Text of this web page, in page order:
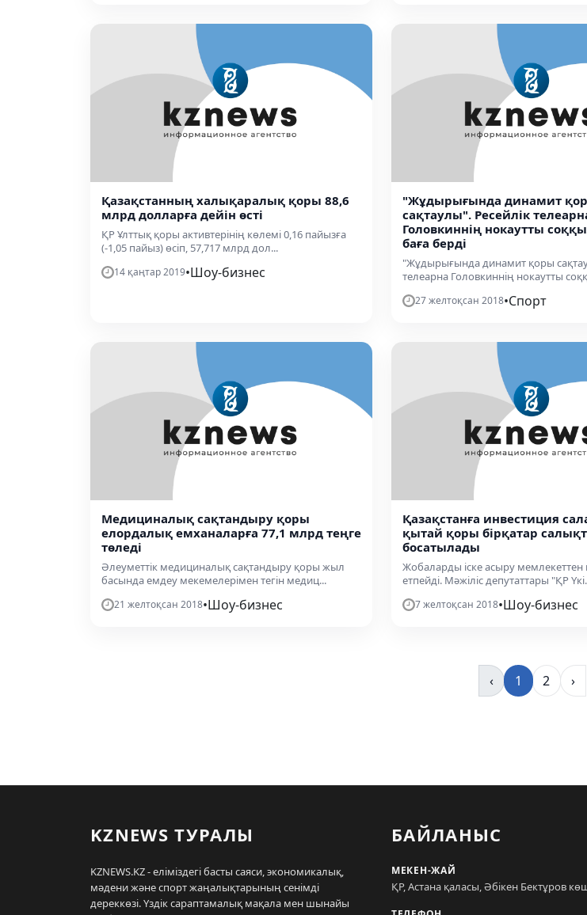
Қазақстанның халықаралық қоры 88,6
млрд долларға дейін өсті
ҚР Ұлттық қоры активтерінің көлемі 0,16 пайызға
(-1,05 пайыз) өсіп, 57,717 млрд дол...
14 қаңтар 2019•Шоу-бизнес
"Жұдырығында динамит
сақтаулы". Ресейлік
Головкиннің нокаутты
баға берді
"Жұдырығында динамит қоры
телеарна Головкиннің нокаутты
27 желтоқсан 2018•Спорт
Медициналық сақтандыру қоры
елордалық емханаларға 77,1 млрд теңге
төледі
​Әлеуметтік медициналық сақтандыру қоры жыл
басында емдеу мекемелерімен тегін медиц...
21 желтоқсан 2018•Шоу-бизнес
Қазақстанға инвестиция
қытай қоры бірқатар
босатылады
Жобаларды іске асыру
етпейді. Мәжіліс депутаттары "ҚР
7 желтоқсан 2018•Шоу-бизнес
‹ 1 2 ›
KZNEWS ТУРАЛЫ
KZNEWS.KZ - еліміздегі басты саяси, экономикалық,
мәдени және спорт жаңалықтарының сенімді
дереккөзі. Үздік сараптамалық мақала мен шынайы
БАЙЛАНЫС
МЕКЕН-ЖАЙ
ҚР, Астана қаласы, Әбікен Бектұров